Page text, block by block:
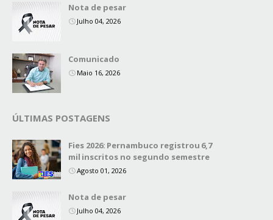
Nota de pesar
Julho 04, 2026
Comunicado
Maio 16, 2026
ÚLTIMAS POSTAGENS
Fies 2026: Pernambuco registrou 6,7
mil inscritos no segundo semestre
Agosto 01, 2026
Nota de pesar
Julho 04, 2026